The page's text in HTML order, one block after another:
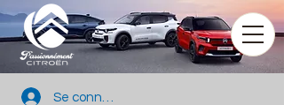
Se connecter